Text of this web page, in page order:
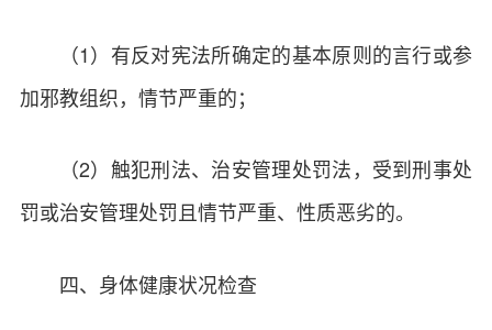
（1）有反对宪法所确定的基本原则的言行或参
加邪教组织，情节严重的；
（2）触犯刑法、治安管理处罚法，受到刑事处
罚或治安管理处罚且情节严重、性质恶劣的。
四、身体健康状况检查